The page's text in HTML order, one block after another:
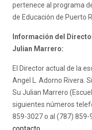
pertenece al programa
de Educación de Puerto
Información del
Julian Marrero:
El Director actual de la
Angel L. Adorno Rivera.
Su Julian Marrero
siguientes números
859-3027 o al (787)